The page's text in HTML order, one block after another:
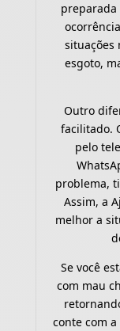
situações
esgoto,
Outro
facilitado.
pelo
problema,
Assim, a
melhor a
Se você
com mau
conte com